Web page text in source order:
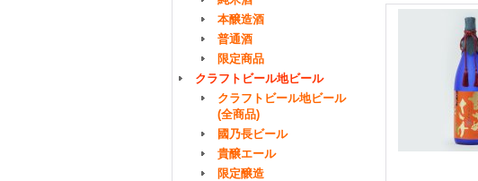
本醸造酒
普通酒
限定商品
クラフトビール地ビール
クラフトビール地ビール
(全商品)
國乃長ビール
貴醸エール
限定醸造